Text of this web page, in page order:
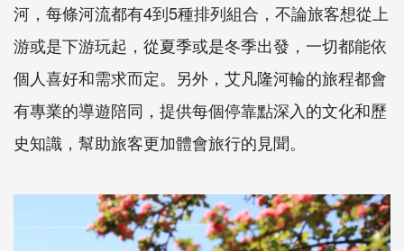
河，每條河流都有4到5種排列組合，不論旅客想從上
游或是下游玩起，從夏季或是冬季出發，一切都能依
個人喜好和需求而定。另外，艾凡隆河輪的旅程都會
有專業的導遊陪同，提供每個停靠點深入的文化和歷
史知識，幫助旅客更加體會旅行的見聞。